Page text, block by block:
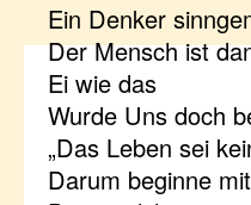
Ein Denker
Der Mensch ist
Ei wie das
Wurde Uns doch
„Das Leben sei
Darum beginne